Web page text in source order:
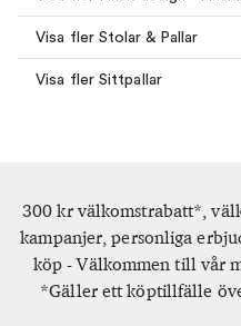
Visa fler Stolar & Pallar
Visa fler Sittpallar
300 kr välkomstrabatt*,
kampanjer, personliga
köp - Välkommen till vår
*Gäller ett köptillfälle